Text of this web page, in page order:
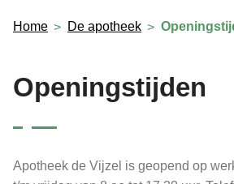
Home De apotheek
Openingstijden
Apotheek de Vijzel is geopend op